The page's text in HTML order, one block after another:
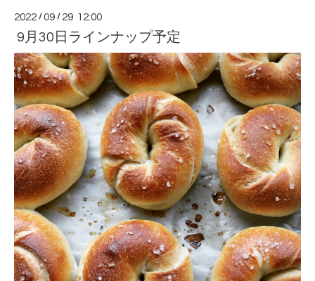
2022 /09 / 29 12:00
9月30日ラインナップ予定